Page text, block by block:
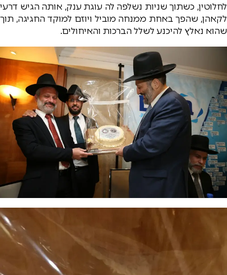
לחלוטין, כשתוך שניות נשלפה לה עוגת ענק, אותה הגיש דרעי
לקאהן, שהפך באחת ממנחה מוביל ויוזם למוקד החגיגה, תוך
שהוא נאלץ להיכנע לשלל הברכות והאיחולים.